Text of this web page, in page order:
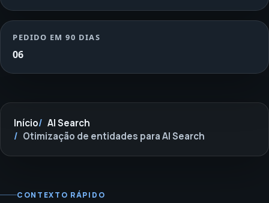
PEDIDO EM 90 DIAS
06
Início
AI Search
Otimização de entidades para AI Search
CONTEXTO RÁPIDO